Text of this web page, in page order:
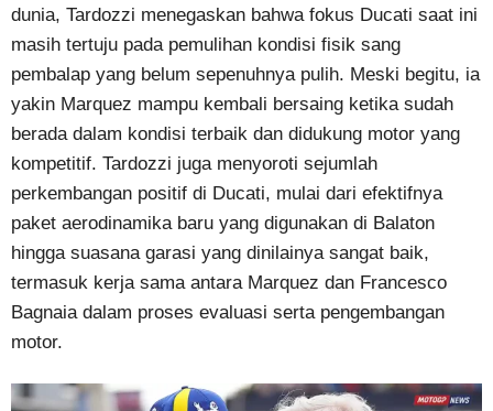
dunia, Tardozzi menegaskan bahwa fokus Ducati saat ini
masih tertuju pada pemulihan kondisi fisik sang
pembalap yang belum sepenuhnya pulih. Meski begitu, ia
yakin Marquez mampu kembali bersaing ketika sudah
berada dalam kondisi terbaik dan didukung motor yang
kompetitif. Tardozzi juga menyoroti sejumlah
perkembangan positif di Ducati, mulai dari efektifnya
paket aerodinamika baru yang digunakan di Balaton
hingga suasana garasi yang dinilainya sangat baik,
termasuk kerja sama antara Marquez dan Francesco
Bagnaia dalam proses evaluasi serta pengembangan
motor.